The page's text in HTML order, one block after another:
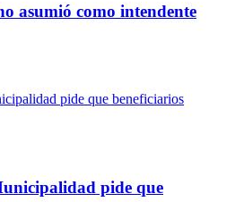
asumió como intendente
pide que